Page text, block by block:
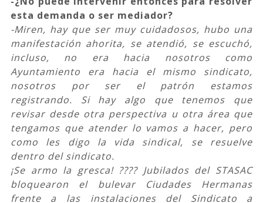
esta demanda o ser mediador?
-Miren, hay que ser muy cuidadosos, hubo una
manifestación ahorita, se atendió, se escuchó,
incluso, no era hacia nosotros como
Ayuntamiento era hacia el mismo sindicato,
nosotros por ser el patrón estamos
registrando. Si hay algo que tenemos que
revisar desde otra perspectiva u otra área que
tengamos que atender lo vamos a hacer, pero
como les digo la vida sindical, se resuelve
dentro del sindicato.
¡Se armo la gresca! ???? Jubilados del STASAC
bloquearon el bulevar Ciudades Hermanas
frente a las instalaciones del Sindicato a